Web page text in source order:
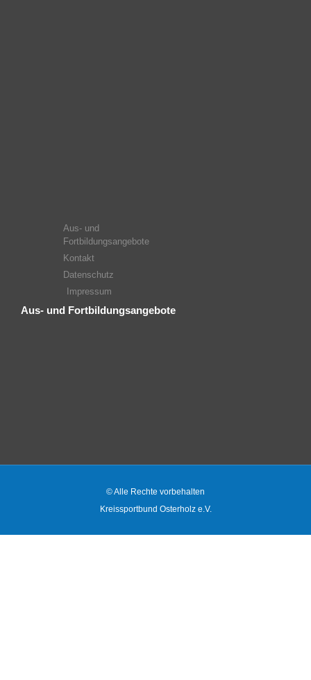
Aus- und
Fortbildungsangebote
Kontakt
Datenschutz
Impressum
Aus- und Fortbildungsangebote
© Alle Rechte vorbehalten
Kreissportbund Osterholz e.V.